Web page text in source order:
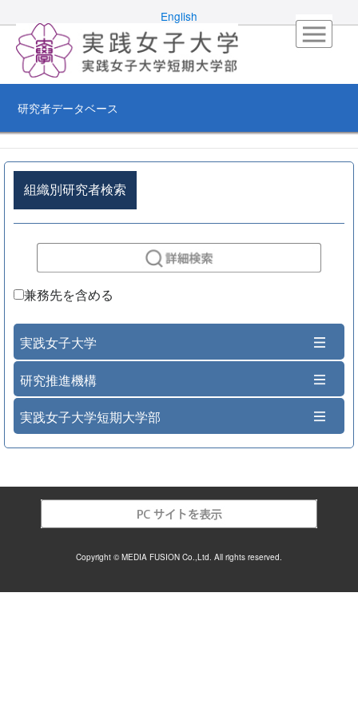
English
研究者データベース
組織別研究者検索
兼務先を含める
実践女子大学
研究推進機構
実践女子大学短期大学部
Copyright © MEDIA FUSION Co.,Ltd. All rights reserved.